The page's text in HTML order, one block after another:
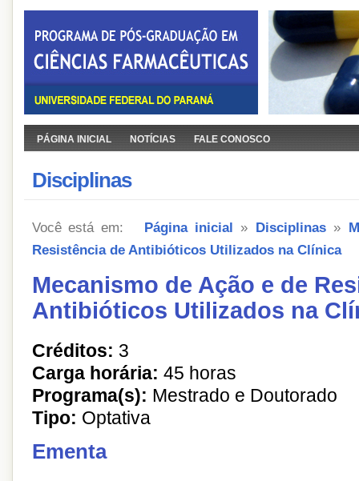
PÁGINA INICIAL NOTÍCIAS FALE CONOSCO
Disciplinas
Você está em: Página inicial » Disciplinas »
Resistência de Antibióticos Utilizados na Clínica
Mecanismo de Ação e de
Antibióticos Utilizados na
Créditos: 3
Carga horária: 45 horas
Programa(s): Mestrado e Doutorado
Tipo: Optativa
Ementa